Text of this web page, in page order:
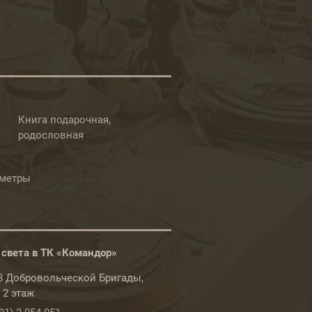
Книга подарочная,
родословная
в ТК «Командор»
Добровольческой Бригады,
2 этаж